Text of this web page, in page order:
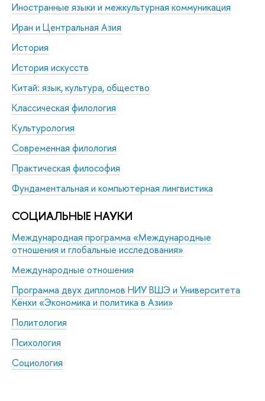
Иностранные языки и межкультурная коммуникация
Иран и Центральная Азия
История
История искусств
Китай: язык, культура, общество
Классическая филология
Культурология
Современная филология
Практическая философия
Фундаментальная и компьютерная лингвистика
СОЦИАЛЬНЫЕ НАУКИ
Международная программа «Международные
отношения и глобальные исследования»
Международные отношения
Программа двух дипломов НИУ ВШЭ и Университета
Кёнхи «Экономика и политика в Азии»
Политология
Психология
Социология